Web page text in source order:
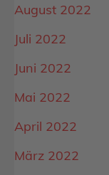
August 2022
Juli 2022
Juni 2022
Mai 2022
April 2022
März 2022